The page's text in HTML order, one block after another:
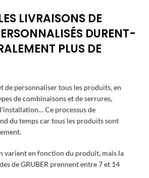
LIVRAISONS DE
DURENT-
PLUS DE
de personnaliser tous les produits, en
de combinaisons et de serrures,
Ce processus de
du temps car tous les produits sont
varient en fonction du produit, mais la
de GRUBER prennent entre 7 et 14